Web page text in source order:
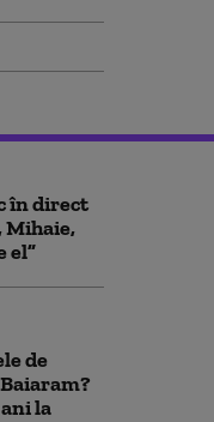
în direct
Mihaie,
el”
de
la